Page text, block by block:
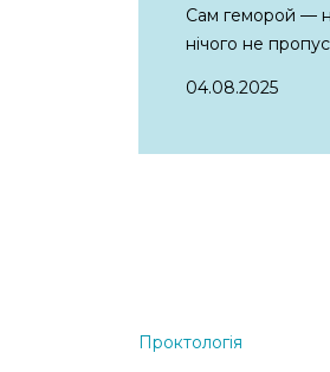
Сам геморой —
нічого не
04.08.2025
Проктологія